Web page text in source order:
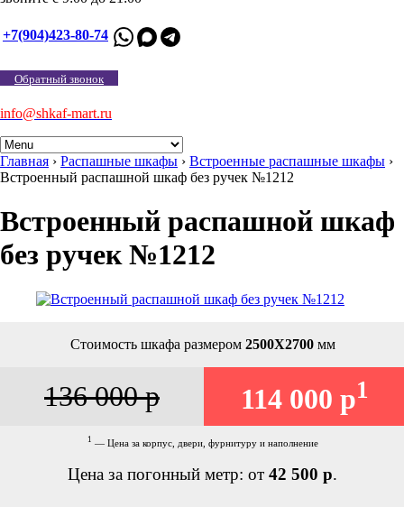
+7(904)423-80-74
Обратный звонок
info@shkaf-mart.ru
Главная › Распашные шкафы › Встроенные распашные шкафы ›
Встроенный распашной шкаф без ручек №1212
Встроенный распашной шкаф
без ручек №1212
Стоимость шкафа размером 2500Х2700мм
136 000 р 114 000 р1
1 — Цена за корпус, двери, фурнитуру и наполнение
Цена за погонный метр: от 42 500 р.